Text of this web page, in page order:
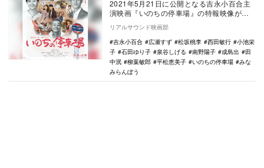
2021年5月21日に公開となる吉永小百合主
演映画『いのちの停車場』の特報映像が公
を…
リアルサウンド映画部
吉永小百合
広瀬すず 松坂桃李 西田敏行
小池栄
子
石田ゆり子 泉谷しげる 南野陽子 成島出
田
中泯
柳葉敏郎 平松恵美子 いのちの停車場
みな
みらんぼう